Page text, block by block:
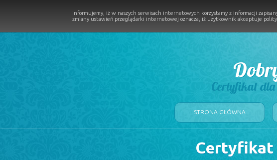
Certyfikat
STRONA GŁÓWNA
Certyfikat
Informujemy, iż w naszych serwisach internetowych korzystamy z informacji
zmiany ustawień przeglądarki internetowej oznacza, iż użytkownik akceptuje